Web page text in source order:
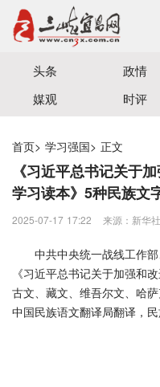
宜昌三峡融媒体中心主办
头条 政情
媒观
时评
首页> 学习强国> 正文
《习近平总书记关于
学习读本》5种民族文
2025-07-17 17:22 来源：新华社
中共中央统一战线工作
《习近平总书记关于加强和
古文、藏文、维吾尔文、哈
中国民族语文翻译局翻译，